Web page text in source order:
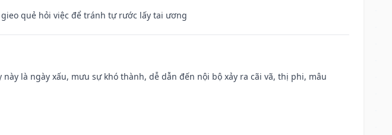
quẻ hỏi việc để tránh tự rước lấy tai ương
là ngày xấu, mưu sự khó thành, dễ dẫn đến nội bộ xảy ra cãi vã, thị phi, mâu